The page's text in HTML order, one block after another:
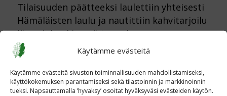
Käytämme evästeitä
Käytämme evästeitä sivuston toiminnallisuuden mahdollistamiseksi,
käyttökokemuksen parantamiseksi sekä tilastoinnin ja markkinoinnin
tueksi. Napsauttamalla ’hyvaksy’ osoitat hyväksyväsi evästeiden käytön.
Tilaisuuden päätteeksi laulettiin yhteisesti
Hämäläisten laulu ja nautittiin kahvitarjoilu
lämminhenkisessä tunnelmassa.